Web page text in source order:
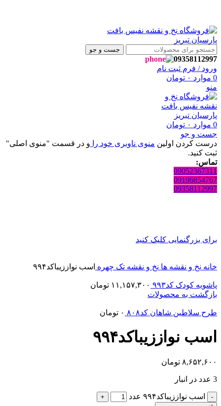
جست و جو
09358112997
ورود / فرم ثبت نام
0 موارد ۰ تومان
منو
0 موارد ۰ تومان
جست و جو
درست کردن اولین منوی ناوبری خود را و در قسمت "منوی اصلی"
ثبت کنید.
تماس:
09052367311
09196854767
09358112997
برای بزرگنمایی کلیک کنید
خانه نخ و نقشه ها نخ و نقشه تک چهره اسب نواززیباکد۹۹۴
پاشویه کودک کد۹۹۳ ۱۱,۱۵۷,۳۰۰ تومان
بازگشت به محصولات
طرح سلاطین شاهان کد۸۰۸ ۰ تومان
اسب نواززیباکد۹۹۴
۸,۶۵۲,۶۰۰ تومان
3 عدد در انبار
اسب نواززیباکد۹۹۴ عدد